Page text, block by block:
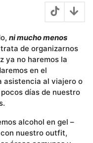
ni mucho menos
de organizarnos
ya no haremos la
en el
asistencia al viajero o
días de nuestro
alcohol en gel –
nuestro outfit,